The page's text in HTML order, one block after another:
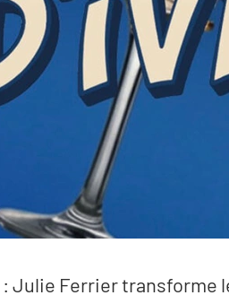
: Julie Ferrier transforme